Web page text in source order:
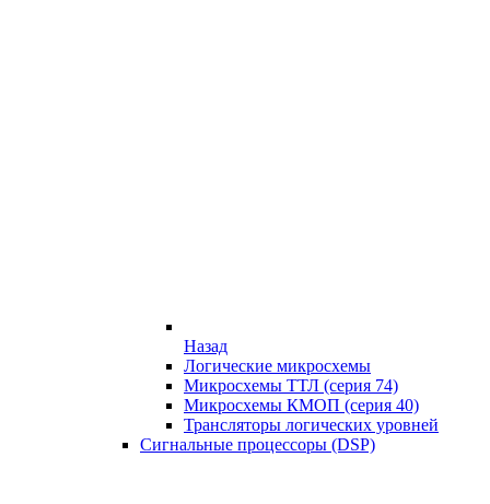
Назад
Логические микросхемы
Микросхемы ТТЛ (серия 74)
Микросхемы КМОП (серия 40)
Трансляторы логических уровней
Сигнальные процессоры (DSP)